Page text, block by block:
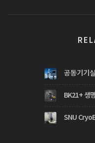
공동기기
BK21+ 생
SNU